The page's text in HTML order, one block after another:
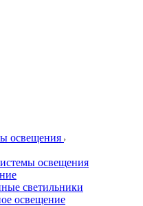
освещения
освещения
светильники
освещение